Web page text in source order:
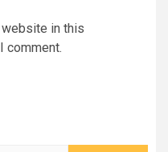
website in this
comment.